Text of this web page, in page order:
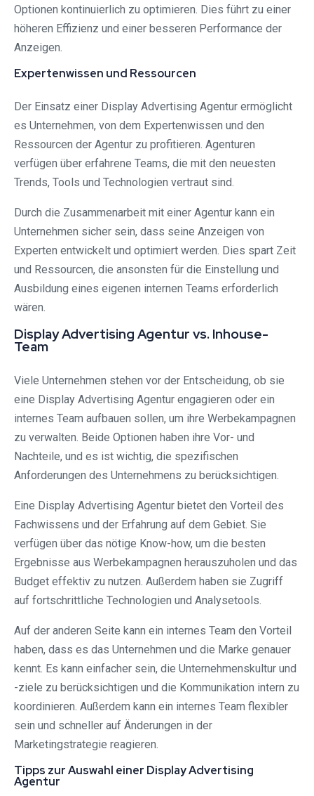
Optionen kontinuierlich zu optimieren. Dies führt zu einer
höheren Effizienz und einer besseren Performance der
Anzeigen.
Expertenwissen und Ressourcen
Der Einsatz einer Display Advertising Agentur ermöglicht
es Unternehmen, von dem Expertenwissen und den
Ressourcen der Agentur zu profitieren. Agenturen
verfügen über erfahrene Teams, die mit den neuesten
Trends, Tools und Technologien vertraut sind.
Durch die Zusammenarbeit mit einer Agentur kann ein
Unternehmen sicher sein, dass seine Anzeigen von
Experten entwickelt und optimiert werden. Dies spart Zeit
und Ressourcen, die ansonsten für die Einstellung und
Ausbildung eines eigenen internen Teams erforderlich
wären.
Display Advertising Agentur vs. Inhouse-
Team
Viele Unternehmen stehen vor der Entscheidung, ob sie
eine Display Advertising Agentur engagieren oder ein
internes Team aufbauen sollen, um ihre Werbekampagnen
zu verwalten. Beide Optionen haben ihre Vor- und
Nachteile, und es ist wichtig, die spezifischen
Anforderungen des Unternehmens zu berücksichtigen.
Eine Display Advertising Agentur bietet den Vorteil des
Fachwissens und der Erfahrung auf dem Gebiet. Sie
verfügen über das nötige Know-how, um die besten
Ergebnisse aus Werbekampagnen herauszuholen und das
Budget effektiv zu nutzen. Außerdem haben sie Zugriff
auf fortschrittliche Technologien und Analysetools.
Auf der anderen Seite kann ein internes Team den Vorteil
haben, dass es das Unternehmen und die Marke genauer
kennt. Es kann einfacher sein, die Unternehmenskultur und
-ziele zu berücksichtigen und die Kommunikation intern zu
koordinieren. Außerdem kann ein internes Team flexibler
sein und schneller auf Änderungen in der
Marketingstrategie reagieren.
Tipps zur Auswahl einer Display Advertising
Agentur